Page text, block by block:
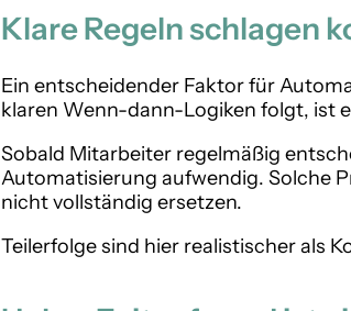
Klare Regeln schlagen
Ein entscheidender Faktor für
klaren Wenn-dann-Logiken folgt, ist
Sobald Mitarbeiter regelmäßig
Automatisierung aufwendig. Solche
nicht vollständig ersetzen.
Teilerfolge sind hier realistischer als